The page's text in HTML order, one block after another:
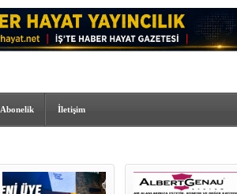
Abonelik İletişim